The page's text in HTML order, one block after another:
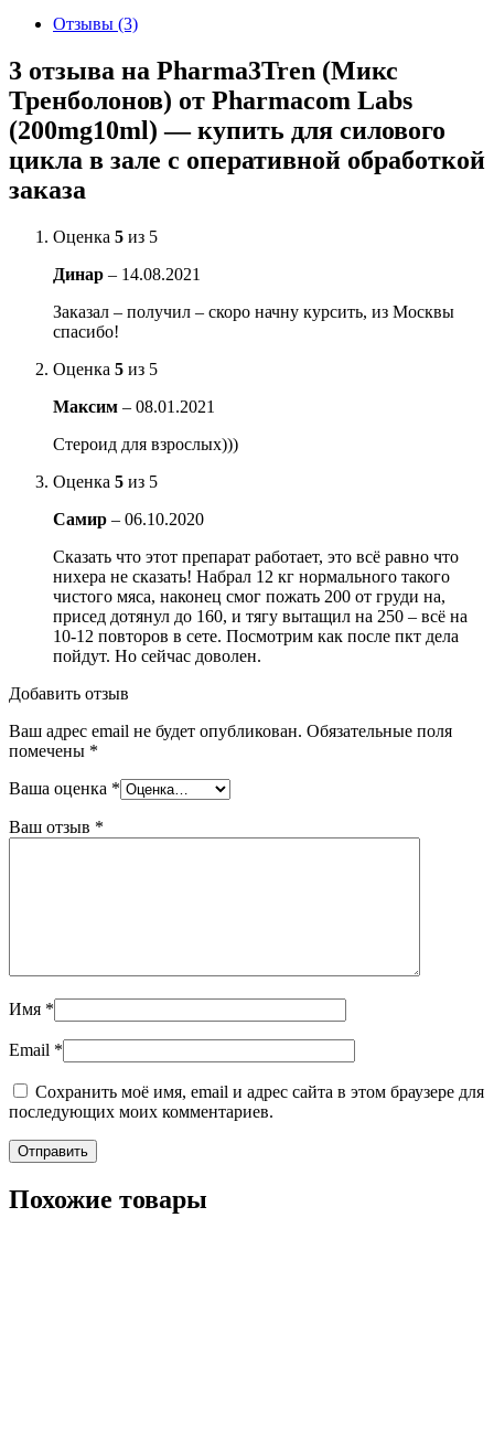
Отзывы (3)
3 отзыва на Pharma3Tren (Микс
Тренболонов) от Pharmacom Labs
(200mg10ml) — купить для силового
цикла в зале с оперативной обработкой
заказа
Оценка 5 из 5
Динар – 14.08.2021
Заказал – получил – скоро начну курсить, из Москвы
спасибо!
Оценка 5 из 5
Максим – 08.01.2021
Стероид для взрослых)))
Оценка 5 из 5
Самир – 06.10.2020
Сказать что этот препарат работает, это всё равно что
нихера не сказать! Набрал 12 кг нормального такого
чистого мяса, наконец смог пожать 200 от груди на,
присед дотянул до 160, и тягу вытащил на 250 – всё на
10-12 повторов в сете. Посмотрим как после пкт дела
пойдут. Но сейчас доволен.
Добавить отзыв
Ваш адрес email не будет опубликован. Обязательные поля
помечены *
Ваша оценка *
Ваш отзыв *
Имя *
Email *
Сохранить моё имя, email и адрес сайта в этом браузере для
последующих моих комментариев.
Похожие товары